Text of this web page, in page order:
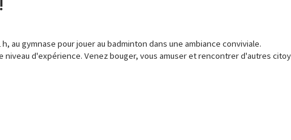
au gymnase pour jouer au badminton dans une ambiance conviviale.
d'expérience. Venez bouger, vous amuser et rencontrer d'autres